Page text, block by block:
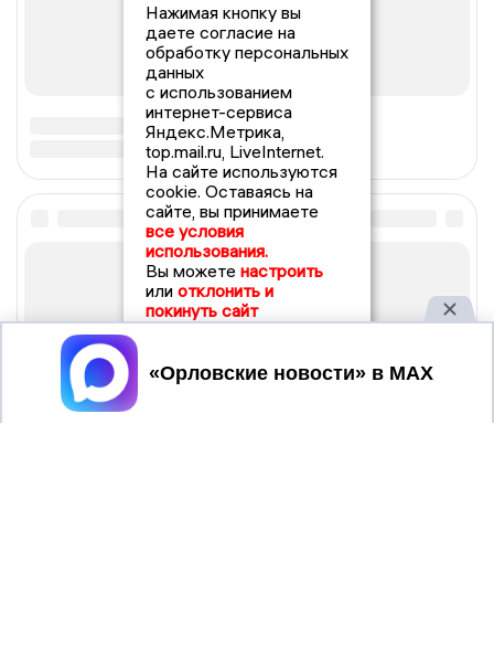
Нажимая кнопку вы
даете согласие на
обработку персональных
данных
с использованием
интернет-сервиса
Яндекс.Метрика,
top.mail.ru, LiveInternet.
На сайте используются
cookie. Оставаясь на
сайте, вы принимаете
все условия
использования.
Вы можете настроить
или отклонить и
покинуть сайт
Принять